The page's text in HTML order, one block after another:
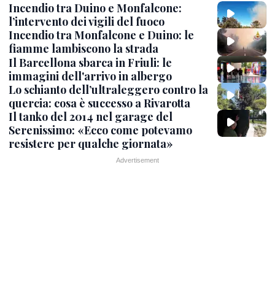
Incendio tra Duino e Monfalcone:
l’intervento dei vigili del fuoco
Incendio tra Monfalcone e Duino: le
fiamme lambiscono la strada
Il Barcellona sbarca in Friuli: le
immagini dell'arrivo in albergo
Lo schianto dell’ultraleggero contro la
quercia: cosa è successo a Rivarotta
Il tanko del 2014 nel garage del
Serenissimo: «Ecco come potevamo
resistere per qualche giornata»